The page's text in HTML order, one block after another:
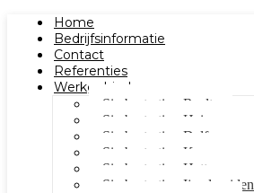
Home
Bedrijfsinformatie
Contact
Referenties
Werkgebied
Sierbestrating Raalte
Sierbestrating Heino
Sierbestrating Dalfsen
Sierbestrating Kampen
Sierbestrating Hattem
Sierbestrating Ijsselmuiden